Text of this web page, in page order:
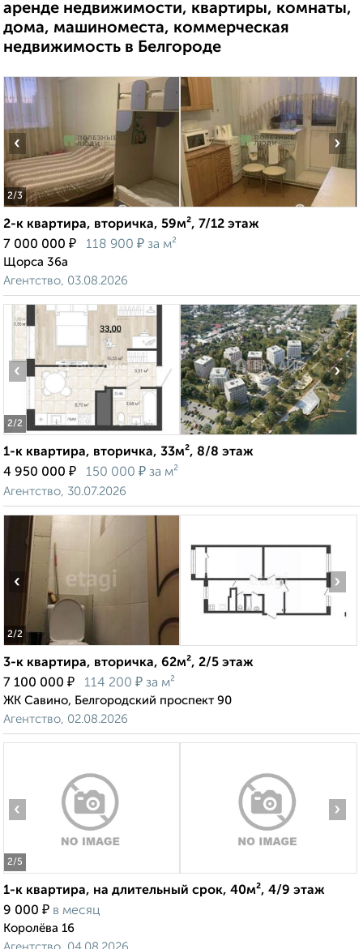
аренде недвижимости, квартиры, комнаты,
дома, машиноместа, коммерческая
недвижимость в Белгороде
2/3
‹ ›
2-к квартира, вторичка, 59м², 7/12 этаж
7 000 000 ₽ 118 900 ₽ за м²
Щорса 36а
Агентство, 03.08.2026
2/2
‹ ›
1-к квартира, вторичка, 33м², 8/8 этаж
4 950 000 ₽ 150 000 ₽ за м²
Агентство, 30.07.2026
2/2
‹ ›
3-к квартира, вторичка, 62м², 2/5 этаж
7 100 000 ₽ 114 200 ₽ за м²
ЖК Савино, Белгородский проспект 90
Агентство, 02.08.2026
2/5
‹ ›
1-к квартира, на длительный срок, 40м², 4/9 этаж
9 000 ₽ в месяц
Королёва 16